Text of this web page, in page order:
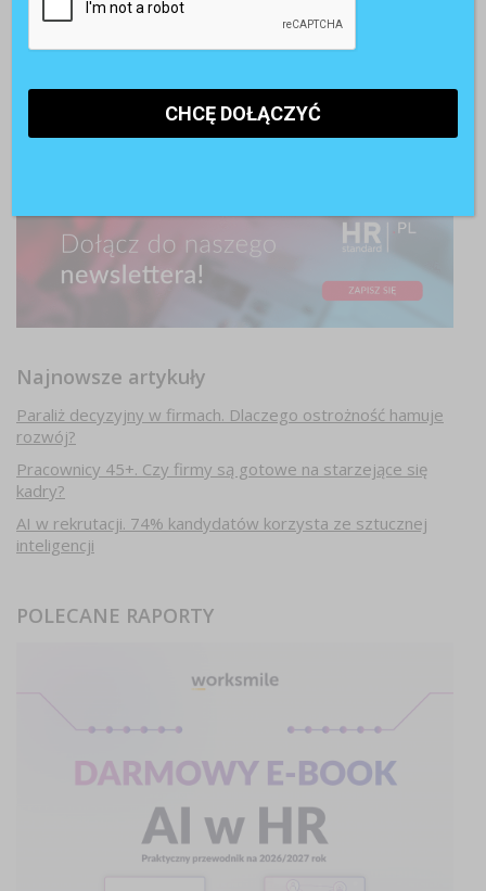
Najnowsze artykuły
Paraliż decyzyjny w firmach. Dlaczego ostrożność hamuje
rozwój?
Pracownicy 45+. Czy firmy są gotowe na starzejące się
kadry?
AI w rekrutacji. 74% kandydatów korzysta ze sztucznej
inteligencji
POLECANE RAPORTY